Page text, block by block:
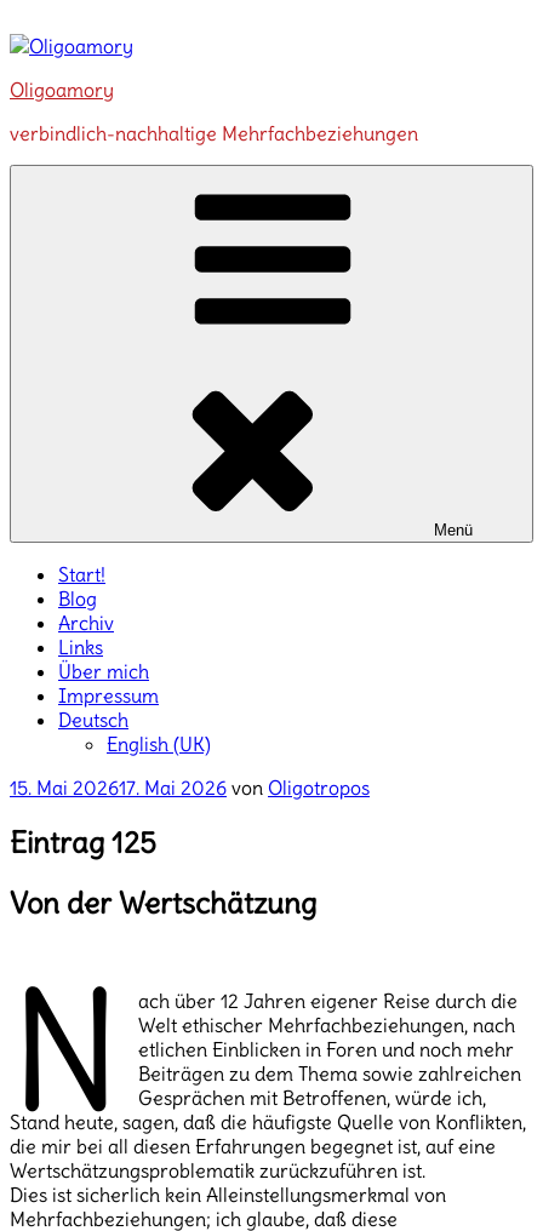
Inhalt
Oligoamory
verbindlich-nachhaltige Mehrfachbeziehungen
Menü
Start!
Blog
Archiv
Links
Über mich
Impressum
Deutsch
English (UK)
Veröffentlicht
15. Mai 202617. Mai 2026 von Oligotropos
Eintrag 125
Von der Wertschätzung
N
ach über 12 Jahren eigener Reise durch die
Welt ethischer Mehrfachbeziehungen, nach
etlichen Einblicken in Foren und noch mehr
Beiträgen zu dem Thema sowie zahlreichen
Gesprächen mit Betroffenen, würde ich,
Stand heute, sagen, daß die häufigste Quelle von Konflikten,
die mir bei all diesen Erfahrungen begegnet ist, auf eine
Wertschätzungsproblematik zurückzuführen ist.
Dies ist sicherlich kein Alleinstellungsmerkmal von
Mehrfachbeziehungen; ich glaube, daß diese